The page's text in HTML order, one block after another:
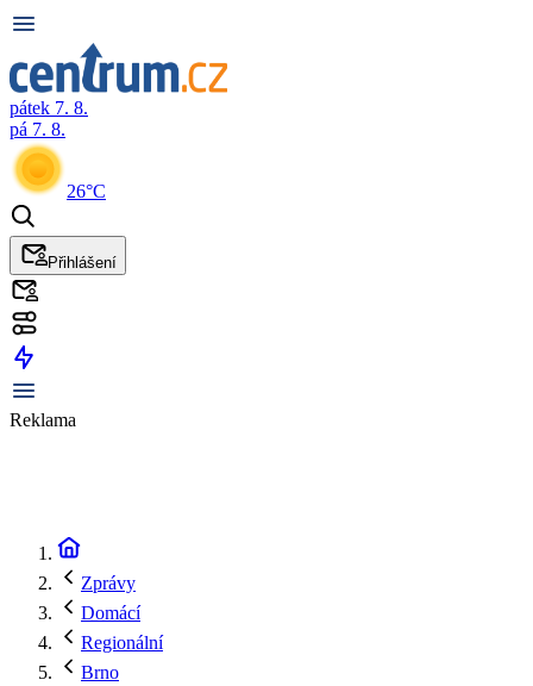
pátek 7. 8.
pá 7. 8.
26°C
Přihlášení
Reklama
Zprávy
Domácí
Regionální
Brno